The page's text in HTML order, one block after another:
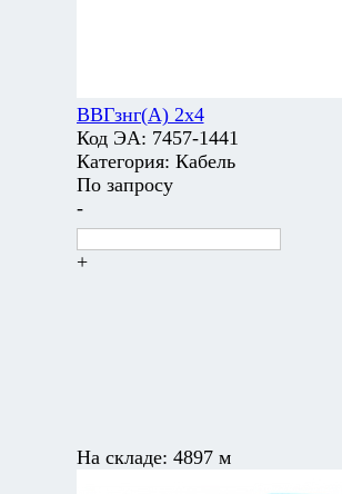
ВВГзнг(А) 2х4
Код ЭА: 7457-1441
Категория: Кабель
По запросу
-
+
На складе: 4897 м